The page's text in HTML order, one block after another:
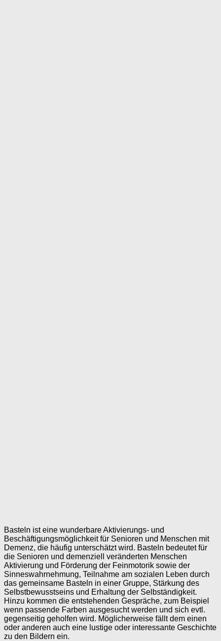
Basteln ist eine wunderbare Aktivierungs- und
Beschäftigungsmöglichkeit für Senioren und Menschen mit
Demenz, die häufig unterschätzt wird. Basteln bedeutet für
die Senioren und demenziell veränderten Menschen
Aktivierung und Förderung der Feinmotorik sowie der
Sinneswahrnehmung, Teilnahme am sozialen Leben durch
das gemeinsame Basteln in einer Gruppe, Stärkung des
Selbstbewusstseins und Erhaltung der Selbständigkeit.
Hinzu kommen die entstehenden Gespräche, zum Beispiel
wenn passende Farben ausgesucht werden und sich evtl.
gegenseitig geholfen wird. Möglicherweise fällt dem einen
oder anderen auch eine lustige oder interessante Geschichte
zu den Bildern ein.